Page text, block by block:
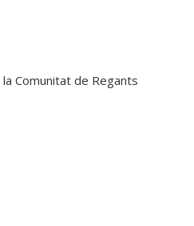
Comunitat de Regants